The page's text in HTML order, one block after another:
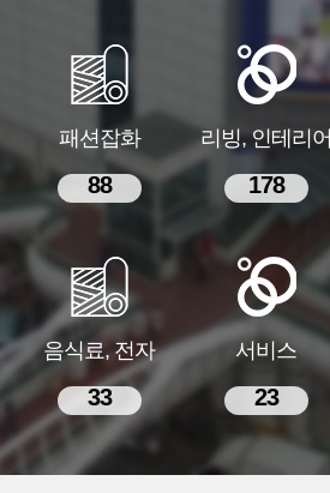
패션잡화
88
리빙, 인테리어
178
음식료, 전자
33
서비스
23